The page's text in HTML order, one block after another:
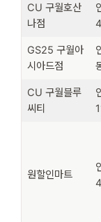
CU 구월호산
나점
GS25 구월아
시아드점
CU 구월블루
씨티
원할인마트